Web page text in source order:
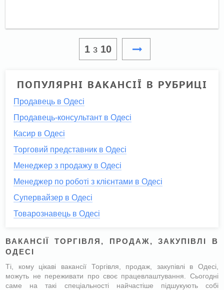
1з 10
ПОПУЛЯРНІ ВАКАНСІЇ В РУБРИЦІ
Продавець в Одесі
Продавець-консультант в Одесі
Касир в Одесі
Торговий представник в Одесі
Менеджер з продажу в Одесі
Менеджер по роботі з клієнтами в Одесі
Супервайзер в Одесі
Товарознавець в Одесі
ВАКАНСІЇ ТОРГІВЛЯ, ПРОДАЖ, ЗАКУПІВЛІ В
ОДЕСІ
Ті, кому цікаві вакансії Торгівля, продаж, закупівлі в Одесі,
можуть не переживати про своє працевлаштування. Сьогодні
саме на такі спеціальності найчастіше підшукують собі